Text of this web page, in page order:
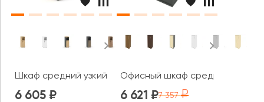
Шкаф средний узкий правый закрытый с нишей
6 605
Офисный шкаф средний узкий
6 621 7 357